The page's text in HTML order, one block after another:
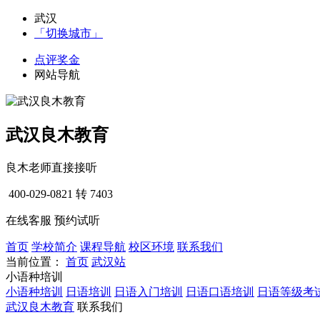
武汉
「切换城市」
点评奖金
网站导航
武汉良木教育
良木老师直接接听
400-029-0821 转 7403
在线客服 预约试听
首页 学校简介 课程导航 校区环境 联系我们
当前位置：
首页 武汉站
小语种培训
小语种培训
日语培训 日语入门培训 日语口语培训
日语等级考
武汉良木教育 联系我们